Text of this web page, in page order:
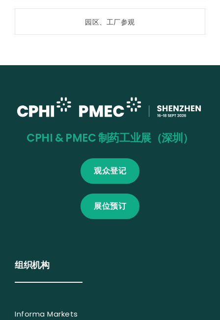
园区、工厂参观
CPHI & PMEC 制药工业展（深圳）
观众登记
展位预订
组织机构
Informa Markets